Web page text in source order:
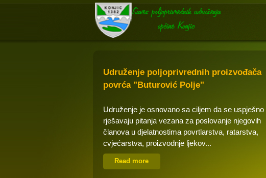
Udruženje poljoprivrednih proizvođača
povrća "Buturović Polje"
Udruženje je osnovano sa ciljem da se uspješno
rješavaju pitanja vezana za poslovanje njegovih
članova u djelatnostima povrtlarstva, ratarstva,
cvjećarstva, proizvodnje ljekov...
Read more